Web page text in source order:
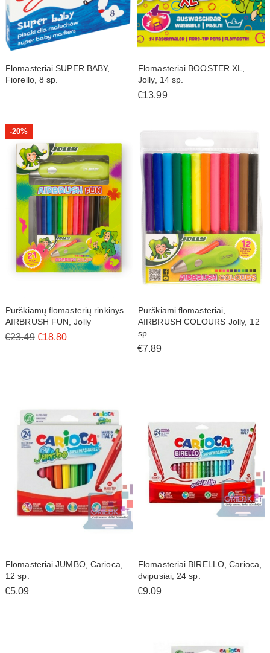
Flomasteriai SUPER BABY,
Fiorello, 8 sp.
Flomasteriai BOOSTER XL,
Jolly, 14 sp.
€13.99
-20%
Purškiamų flomasterių rinkinys
AIRBRUSH FUN, Jolly
€23.49 €18.80
Purškiami flomasteriai,
AIRBRUSH COLOURS Jolly, 12
sp.
€7.89
Flomasteriai JUMBO, Carioca,
12 sp.
€5.09
Flomasteriai BIRELLO, Carioca,
dvipusiai, 24 sp.
€9.09